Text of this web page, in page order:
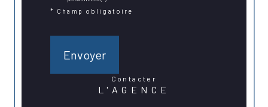
* Champ obligatoire
Envoyer
contacter
L'AGENCE